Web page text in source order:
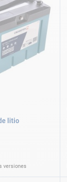
litio
versiones